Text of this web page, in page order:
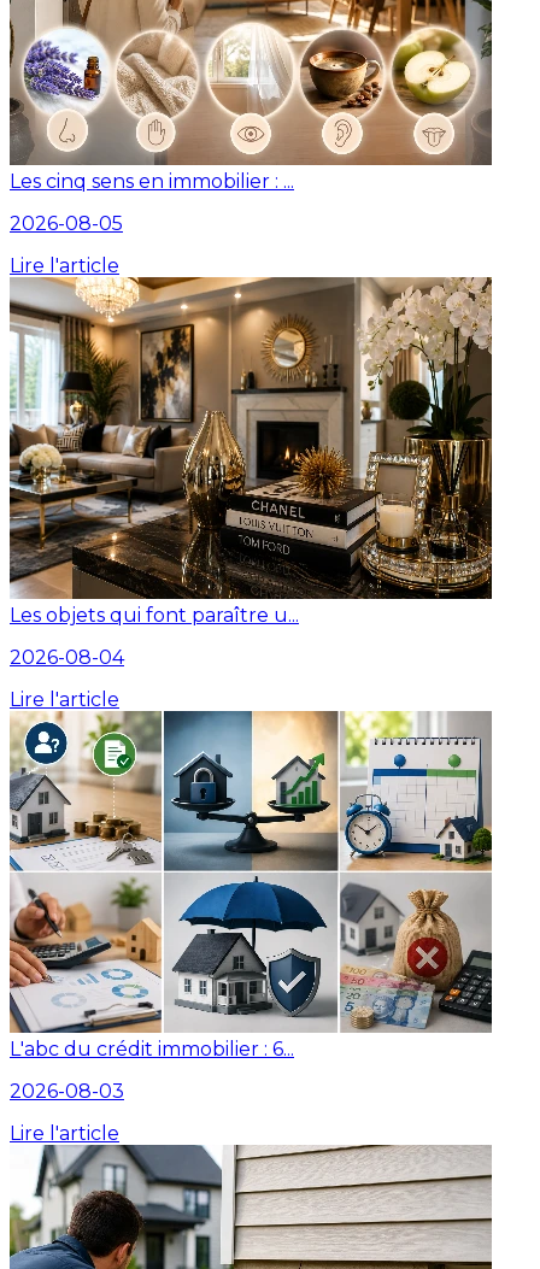
Les cinq sens en immobilier : ...
2026-08-05
Lire l'article
Les objets qui font paraître u...
2026-08-04
Lire l'article
L'abc du crédit immobilier : 6...
2026-08-03
Lire l'article